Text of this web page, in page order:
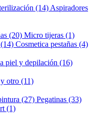
(14) Aspiradores
(20) Micro tijeras (1)
Cosmetica pestañas (4)
piel y depilación (16)
otro (11)
(27) Pegatinas (33)
(1)